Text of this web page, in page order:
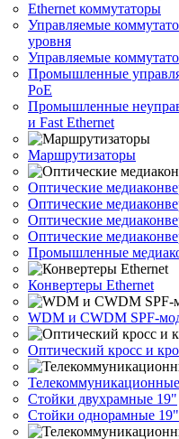
Ethernet коммутаторы
Управляемые
уровня
Управляемые
Промышленные
PoE
Промышленные
и Fast Ethernet
Маршрутизаторы
Оптические
Оптические
Оптические
Оптические
Промышленные
Конвертеры Ethernet
WDM и CWDM SPF-
Оптический кросс и
Стойки двухрамные 19"
Стойки однорамные 19"